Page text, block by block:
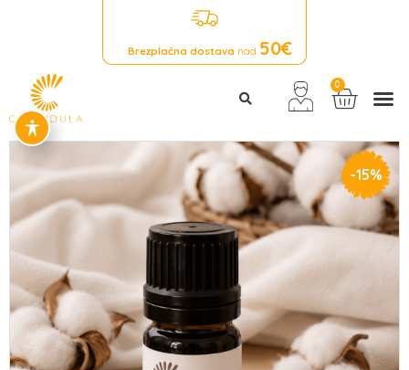
Brezplačna dostava nad 50€
0
-15%